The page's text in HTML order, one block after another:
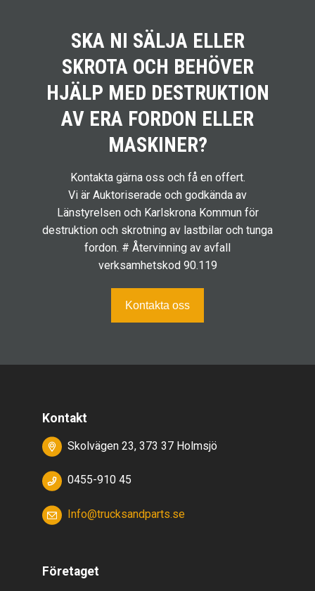
SKA NI SÄLJA ELLER
SKROTA OCH BEHÖVER
HJÄLP MED DESTRUKTION
AV ERA FORDON ELLER
MASKINER?
Kontakta gärna oss och få en offert.
Vi är Auktoriserade och godkända av
Länstyrelsen och Karlskrona Kommun för
destruktion och skrotning av lastbilar och tunga
fordon. # Återvinning av avfall
verksamhetskod 90.119
Kontakta oss
Kontakt
Skolvägen 23, 373 37 Holmsjö
0455-910 45
Info@trucksandparts.se
Företaget